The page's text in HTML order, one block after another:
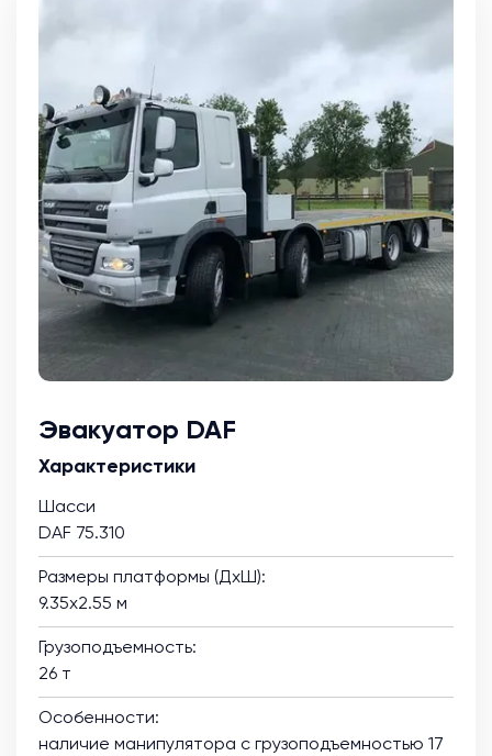
Эвакуатор DAF
Характеристики
Шасси
DAF 75.310
Размеры платформы (ДхШ):
9.35х2.55 м
Грузоподъемность:
26 т
Особенности:
наличие манипулятора с грузоподъемностью 17